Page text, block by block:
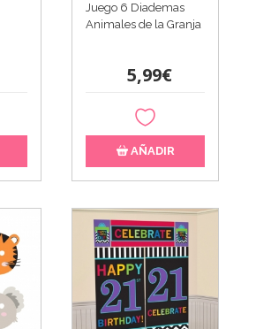
Juego 6 Diademas
Animales de la Granja
5,99€
AÑADIR